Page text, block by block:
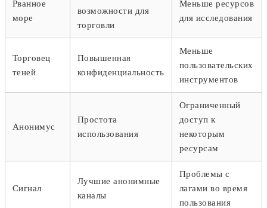
Рванное
море
возможности для
торговли
Меньше ресурсов
для исследования
Торговец
теней
Повышенная
конфиденциальность
Меньше
пользовательских
инструментов
Анонимус
Простота
использования
Ограниченный
доступ к
некоторым
ресурсам
Сигнал
Лучшие анонимные
каналы
Проблемы с
лагами во время
пользования